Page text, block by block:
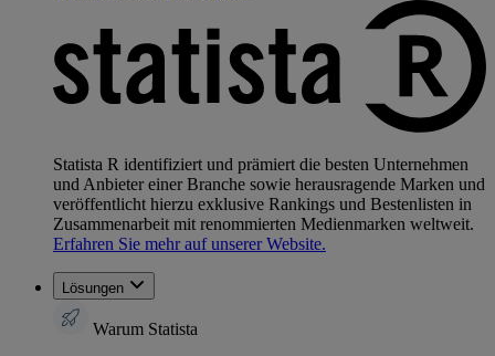
Statista R identifiziert und prämiert die besten Unternehmen
und Anbieter einer Branche sowie herausragende Marken und
veröffentlicht hierzu exklusive Rankings und Bestenlisten in
Zusammenarbeit mit renommierten Medienmarken weltweit.
Erfahren Sie mehr auf unserer Website.
Lösungen
Warum Statista